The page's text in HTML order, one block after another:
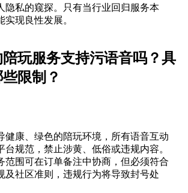
隐私的窥探。只有当行业回归服务本
实现良性发展。
玩服务支持污语音吗？具
限制？
健康、绿色的陪玩环境，所有语音互动
台规范，禁止涉黄、低俗或违规内容。
范围可在订单备注中协商，但必须符合
及社区准则，违规行为将导致封号处